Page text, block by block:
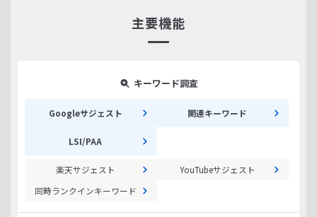
主要機能
キーワード調査
Googleサジェスト 関連キーワード
LSI/PAA
楽天サジェスト
YouTubeサジェスト
同時ランクインキーワード